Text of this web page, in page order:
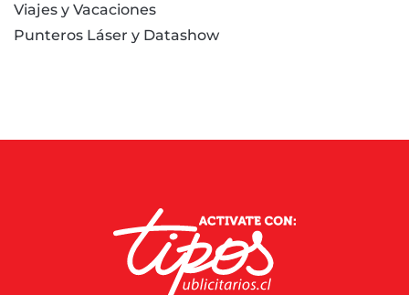
Viajes y Vacaciones
Punteros Láser y Datashow